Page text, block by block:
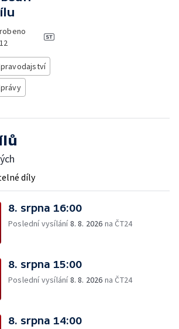
díly
8. srpna 16:00
Poslední vysílání8. 8. 2026 na ČT24
8. srpna 15:00
Poslední vysílání8. 8. 2026 na ČT24
8. srpna 14:00